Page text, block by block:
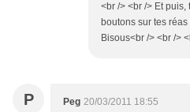
<br /> <br /> Et
boutons sur tes
Bisous<br /> <br />
P Peg 20/03/2011 18:55